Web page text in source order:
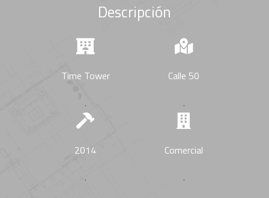
Descripción
Time Tower
.
Calle 50
.
2014
.
Comercial
.